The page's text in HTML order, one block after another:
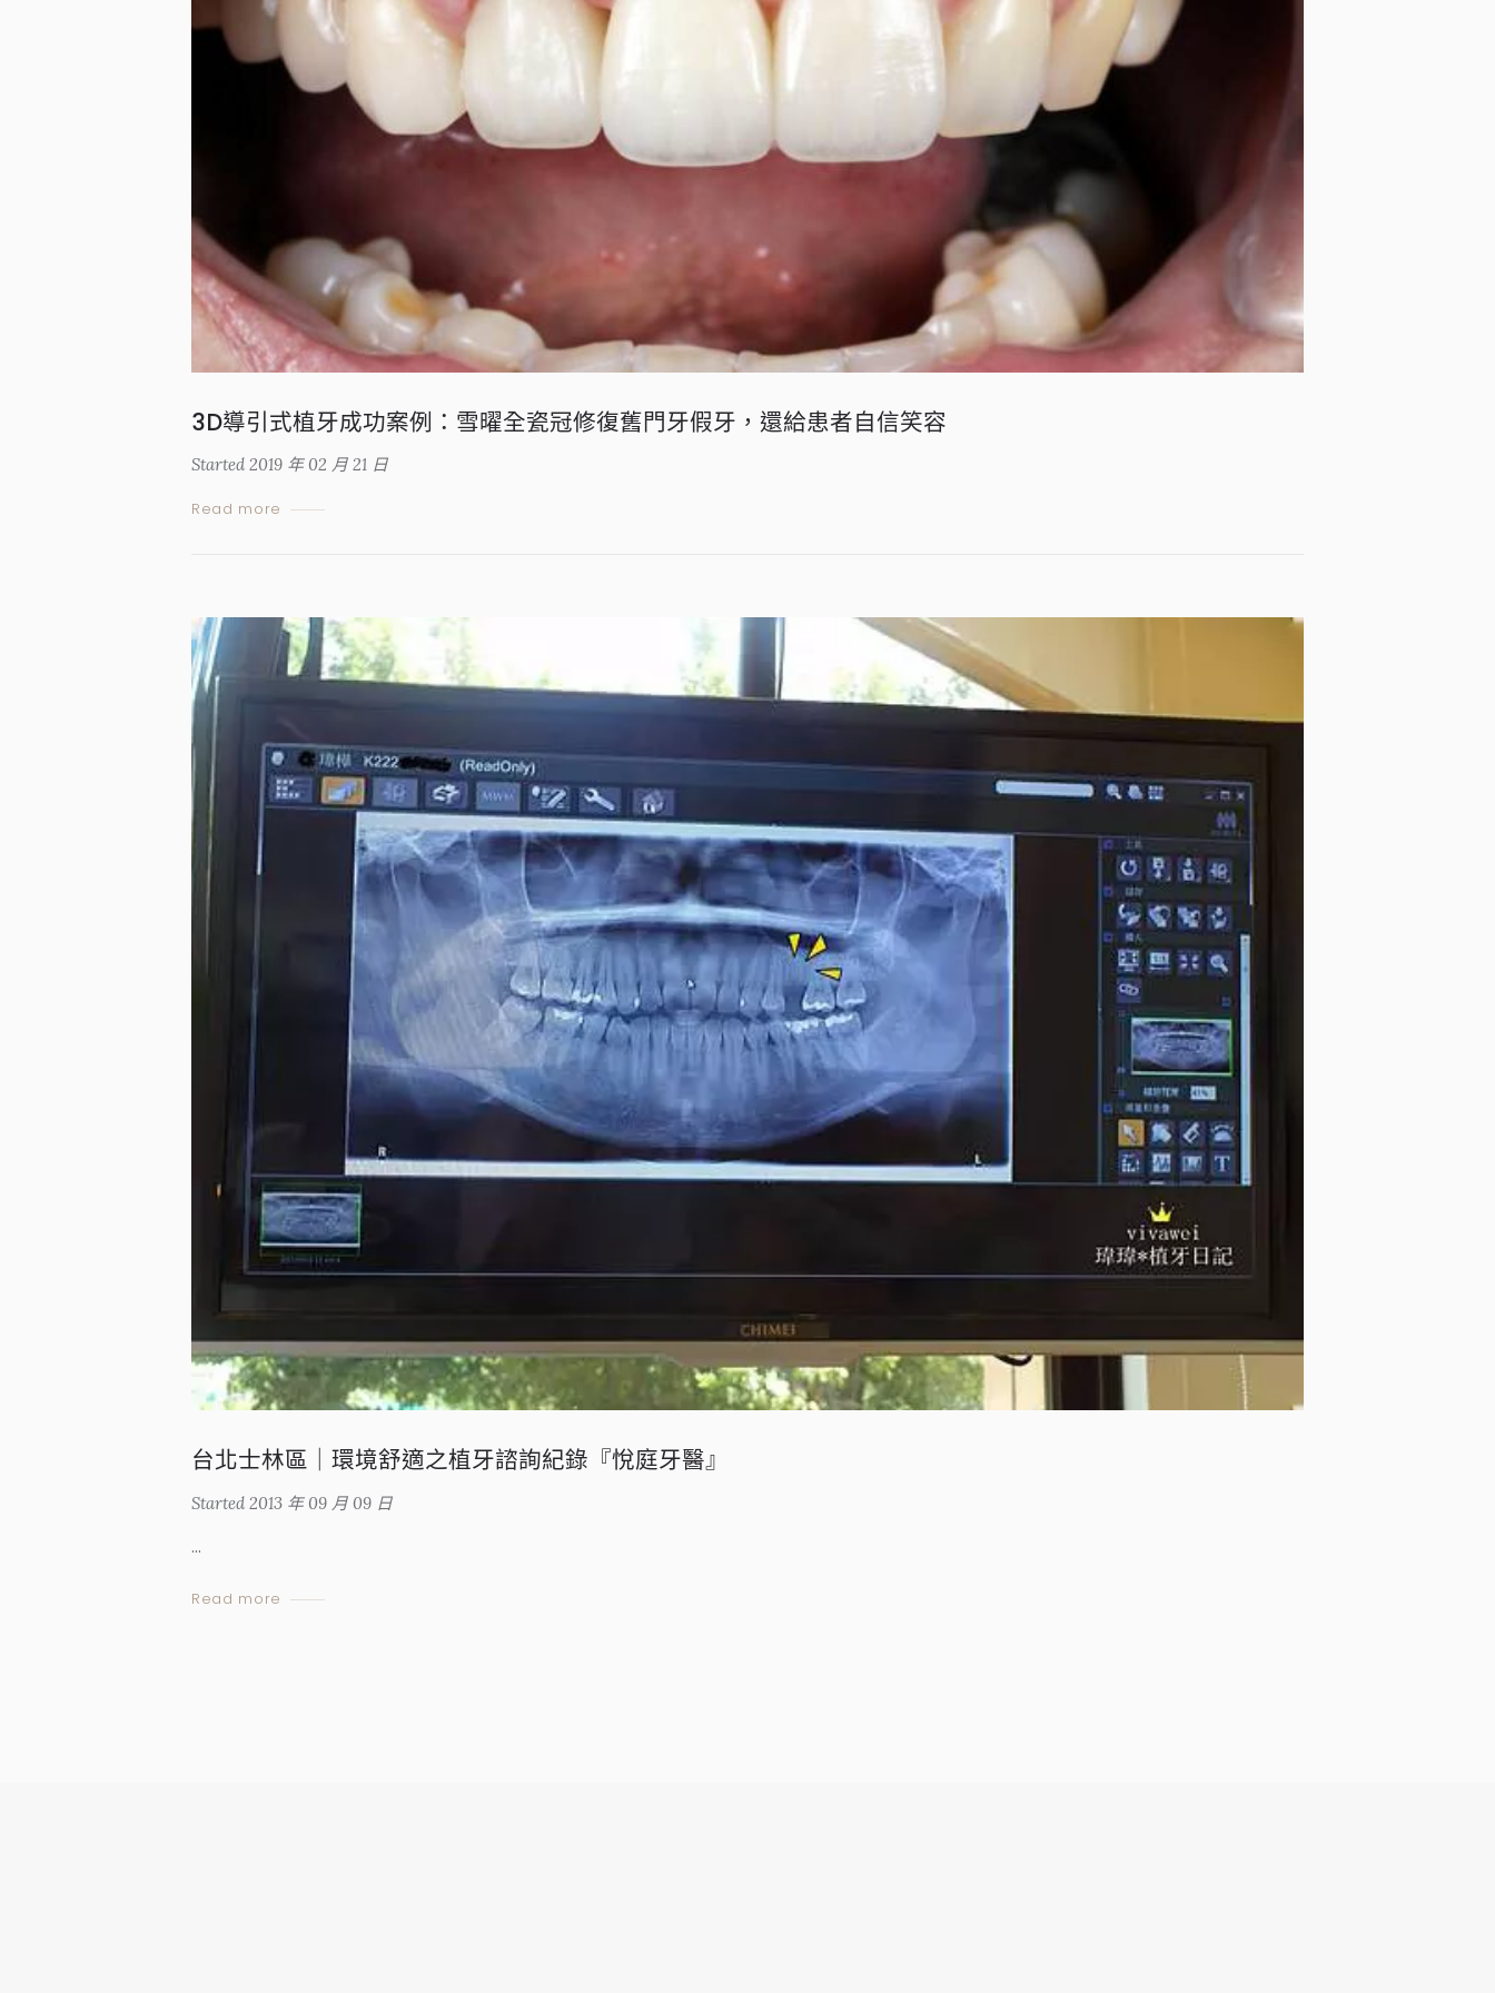
3D導引式植牙成功案例：雪曜全瓷冠修復舊門牙假牙，還給患者自信笑容
Started 2019 年 02 月 21 日
Read more
台北士林區｜環境舒適之植牙諮詢紀錄『悅庭牙醫』
Started 2013 年 09 月 09 日
...
Read more